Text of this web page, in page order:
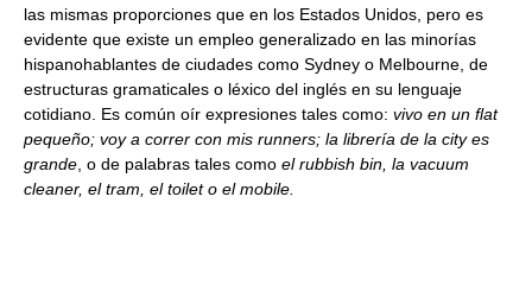
las mismas proporciones que en los Estados Unidos, pero es
evidente que existe un empleo generalizado en las minorías
hispanohablantes de ciudades como Sydney o Melbourne, de
estructuras gramaticales o léxico del inglés en su lenguaje
cotidiano. Es común oír expresiones tales como: vivo en un flat
pequeño; voy a correr con mis runners; la librería de la city es
grande , o de palabras tales como el rubbish bin, la vacuum
cleaner, el tram, el toilet o el mobile.